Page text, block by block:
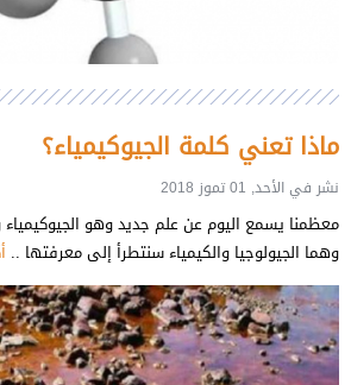
ماذا تعني كلمة الجيوكيمياء؟
نشر في الأحد, 01 تموز 2018
معظمنا يسمع اليوم عن علم جديد وهو
وهما الجيولوجيا والكيمياء سنتطرأ إلى معرفتها ..